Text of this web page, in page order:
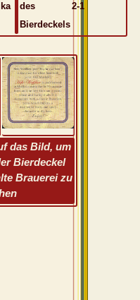
des
Bierdeckels
2-1
das Bild, um
Bierdeckel
Brauerei zu